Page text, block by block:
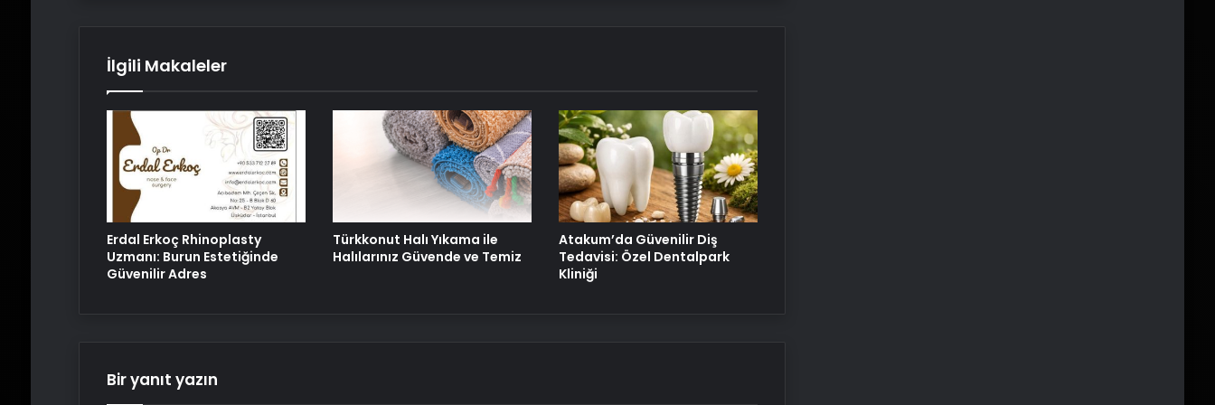
Ortopodoloji İle Diyabetik Ayak
Yarası Tedavisi
İlgili Makaleler
Erdal Erkoç Rhinoplasty
Uzmanı: Burun Estetiğinde
Güvenilir Adres
Türkkonut Halı Yıkama ile
Halılarınız Güvende ve Temiz
Atakum’da Güvenilir Diş
Tedavisi: Özel Dentalpark
Kliniği
Bir yanıt yazın